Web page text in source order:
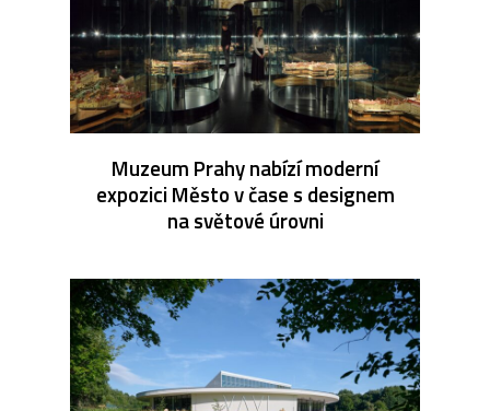
Muzeum Prahy nabízí moderní
expozici Město v čase s designem
na světové úrovni